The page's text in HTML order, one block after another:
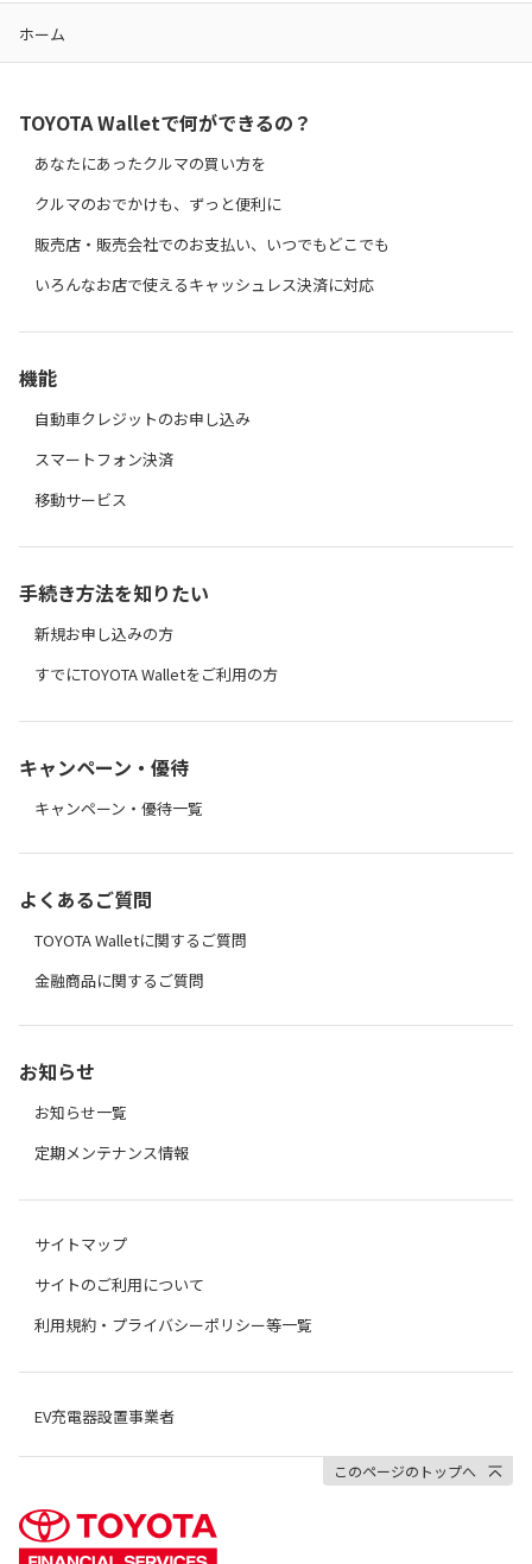
ホーム
TOYOTA Walletで何ができるの？
あなたにあったクルマの買い方を
クルマのおでかけも、ずっと便利に
販売店・販売会社でのお支払い、いつでもどこでも
いろんなお店で使えるキャッシュレス決済に対応
機能
自動車クレジットのお申し込み
スマートフォン決済
移動サービス
手続き方法を知りたい
新規お申し込みの方
すでにTOYOTA Walletをご利用の方
キャンペーン・優待
キャンペーン・優待一覧
よくあるご質問
TOYOTA Walletに関するご質問
金融商品に関するご質問
お知らせ
お知らせ一覧
定期メンテナンス情報
サイトマップ
サイトのご利用について
利用規約・プライバシーポリシー等一覧
EV充電器設置事業者
このページのトップへ